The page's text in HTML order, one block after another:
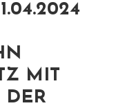
MIT
DER